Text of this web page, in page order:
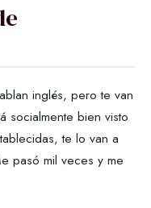
inglés, pero te van
socialmente bien visto
te lo van a
pasó mil veces y me